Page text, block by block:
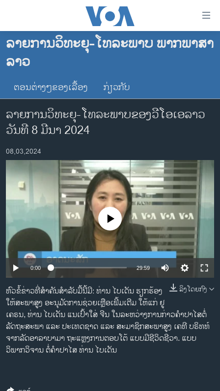
ເຂົ້າ
ຫາ
ຂ້າມ
ຫາ
ຊອກ
ໂຮມເພຈ
ລາວ
ອາເມຣິກາ
ການເລືອກຕັ້ງ ປະທານາທີບໍດີ ສະຫະລັດ 2024
ຂ່າວ​ຈີນ
ເອເຊຍ
ອິດສະຫຼະພາບດ້ານການຂ່າວ
ຊີວິດຊາວລາວ
ຊຸມຊົນຊາວລາວ
ວິທະຍາສາດ-ເທັກໂນໂລຈີ
ທຸລະກິດ
ພາສາອັງກິດ
ວີດີໂອ
ສຽງ
ລາຍການກະຈາຍສຽງ
ລາຍງານ
ຕິດຕາມພວກເຮົາ ທີ່
ລາຍການວິທະຍຸ-ໂທລະພາບ ພາກພາສາ
ລາວ
ຕອນຕ່າງໆຂອງເລື້ອງ ກ່ຽວກັບ
ລາຍການວິທະຍຸ-ໂທລະພາບຂອງວີໂອເອລາວ
ວັນທີ 8 ມີນາ 2024
08,03,2024
No media source currently available
0:00 29:59
ລິງໂດຍກົງ
ຫົວຂໍ້ຂ່າວທີ່ສຳຄັນສຳລັບມື້ນີ້ມີ: ທ່ານ ໄບເດັນ ຮຽກຮ້ອງ
ໃຫ້ສະພາສູງ ອະນຸມັດການຊ່ວຍເຫຼືອເພີ້ມເຕີມ ໃຫ້ແກ່ ຢູ
ເຄຣນ, ທ່ານ ໄບເດັນ ແນເປົ້າໃສ່ ຈີນ ໃນລະຫວ່າງການກ່າວຄຳປາໄສຕໍ່
ລັດຖະສະພາ ແລະ ປະເທດຊາດ ແລະ ສະມາຊິກສະພາສູງ ເຄທີ ບຣິທທ໌
ຈາກລັດອາລາບາມາ ຖະແຫຼງການຕອບໂຕ້ ແບບມີຊີວິດຊີວາ. ແບບ
ວິພາກວິຈານ ຕໍ່ຄຳປາໄສ ທ່ານ ໄບເດັນ